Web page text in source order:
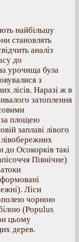
найбільшу
становлять
аналіз
до
урочища була
з
лісів. Наразі ж в
затоплення
за площею
заплаві лівого
Осокорків такі
Північне)
Ліси
чорною
(Populus
цьому
дерев.